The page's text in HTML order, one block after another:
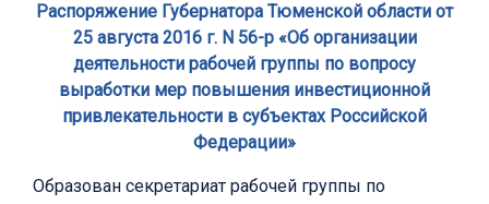
Распоряжение Губернатора Тюменской области от
25 августа 2016 г. N 56-р «Об организации
деятельности рабочей группы по вопросу
выработки мер повышения инвестиционной
привлекательности в субъектах Российской
Федерации»
Образован секретариат рабочей группы по